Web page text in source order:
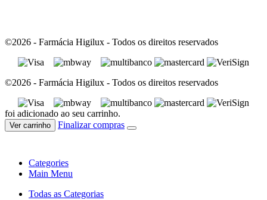
©2026 - Farmácia Higilux - Todos os direitos reservados
©2026 - Farmácia Higilux - Todos os direitos reservados
foi adicionado ao seu carrinho.
Ver carrinho Finalizar compras
Categories
Main Menu
Todas as Categorias